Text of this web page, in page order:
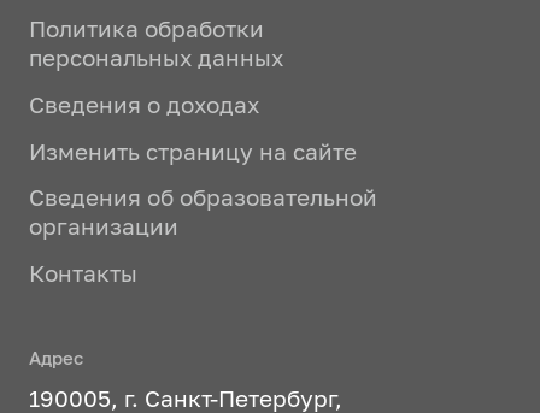
Политика обработки
персональных данных
Сведения о доходах
Изменить страницу на сайте
Сведения об образовательной
организации
Контакты
Адрес
190005, г. Санкт-Петербург,